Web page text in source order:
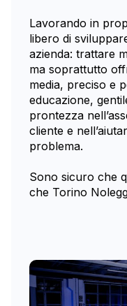
Lavorando in
libero di
azienda: trattare
ma soprattutto
media, preciso e
educazione,
prontezza
cliente e
problema.
Sono sicuro che
che Torino